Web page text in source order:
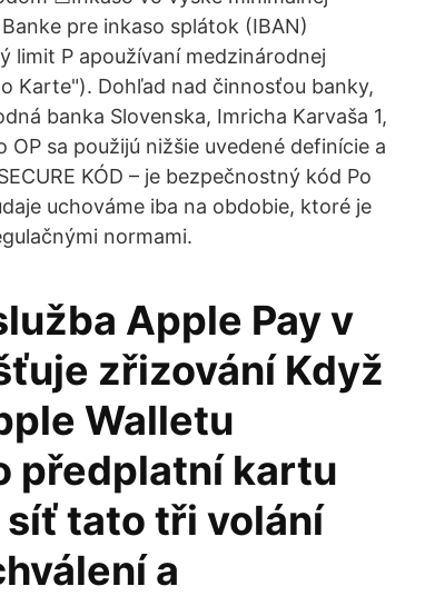
pre inkaso splátok (IBAN)
limit P apoužívaní medzinárodnej
Karte"). Dohľad nad činnosťou banky,
banka Slovenska, Imricha Karvaša 1,
sa použijú nižšie uvedené definície a
KÓD – je bezpečnostný kód Po
uchováme iba na obdobie, ktoré je
normami.
Apple Pay v
zřizování Když
Walletu
předplatní kartu
tato tři volání
a